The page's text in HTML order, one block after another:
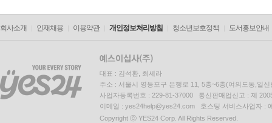
회사소개 인재채용 이용약관 개인정보처리방침 청소년보호정책 도서홍보안내
대표 : 김석환, 최세라
주소 : 서울시 영등포구 은행로 11, 5층~6층(여의도동,일신
사업자등록번호 : 229-81-37000 통신판매업신고 : 제
이메일 : yes24help@yes24.com 호스팅 서비스사업자 :
Copyright ⓒ YES24 Corp. All Rights Reserved.